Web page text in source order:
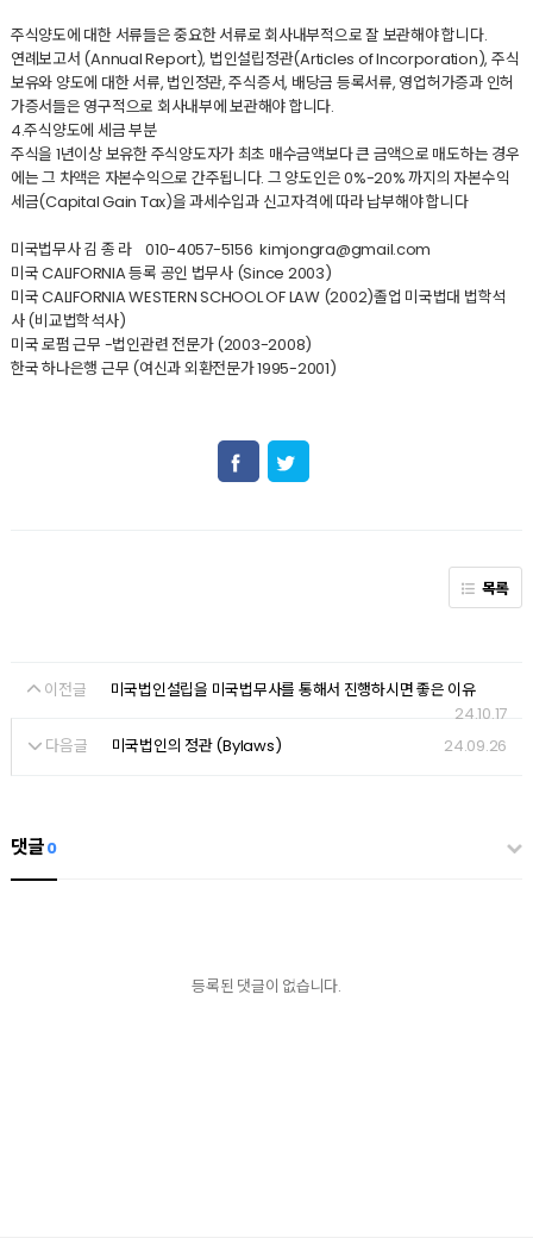
주식양도에 대한 서류들은 중요한 서류로 회사내부적으로 잘 보관해야 합니다.
연례보고서 (Annual Report), 법인설립정관(Articles of Incorporation), 주식
보유와 양도에 대한 서류, 법인정관, 주식증서, 배당금 등록서류, 영업허가증과 인허
가증서들은 영구적으로 회사내부에 보관해야 합니다.
4.주식양도에 세금 부분
주식을 1년이상 보유한 주식양도자가 최초 매수금액보다 큰 금액으로 매도하는 경우
에는 그 차액은 자본수익으로 간주됩니다. 그 양도인은 0%-20% 까지의 자본수익
세금(Capital Gain Tax)을 과세수입과 신고자격에 따라 납부해야 합니다
미국법무사 김 종 라 010-4057-5156 kimjongra@gmail.com
미국 CALIFORNIA 등록 공인 법무사 (Since 2003)
미국 CALIFORNIA WESTERN SCHOOL OF LAW (2002)졸업 미국법대 법학석
사 (비교법학석사)
미국 로펌 근무 -법인관련 전문가 (2003-2008)
한국 하나은행 근무 (여신과 외환전문가 1995-2001)
목록
이전글
미국법인설립을 미국법무사를 통해서 진행하시면 좋은 이유
24.10.17
다음글
미국법인의 정관 (Bylaws) 24.09.26
댓글0
등록된 댓글이 없습니다.